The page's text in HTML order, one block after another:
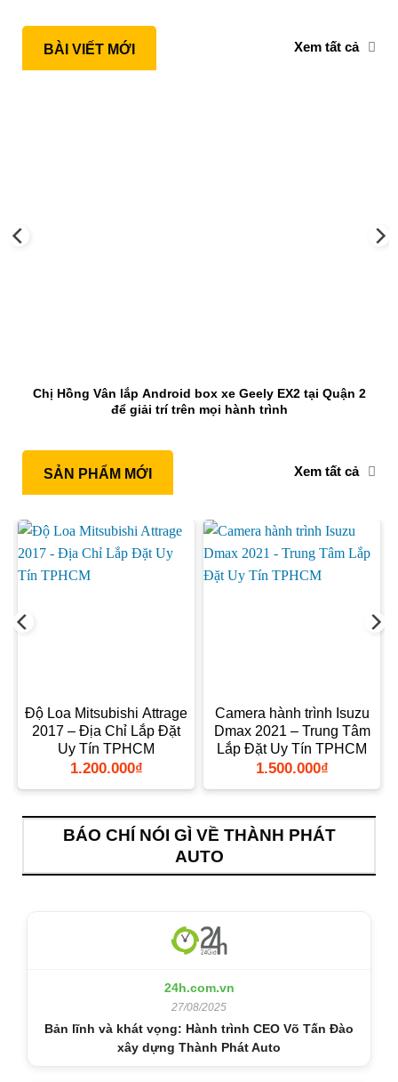
BÀI VIẾT MỚI Xem tất cả
Chị Hồng Vân lắp Android box xe Geely EX2 tại Quận 2
để giải trí trên mọi hành trình
SẢN PHẨM MỚI Xem tất cả
Độ Loa Mitsubishi Attrage
2017 – Địa Chỉ Lắp Đặt
Uy Tín TPHCM
1.200.000₫
Camera hành trình Isuzu
Dmax 2021 – Trung Tâm
Lắp Đặt Uy Tín TPHCM
1.500.000₫
BÁO CHÍ NÓI GÌ VỀ THÀNH PHÁT
AUTO
24h.com.vn
27/08/2025
Bản lĩnh và khát vọng: Hành trình CEO Võ Tấn Đào
xây dựng Thành Phát Auto